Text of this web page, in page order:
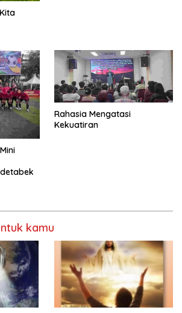
Rahasia Mengatasi
Kekuatiran
kamu